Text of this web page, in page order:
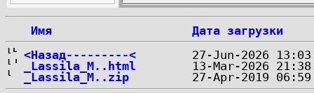
Имя
Дата загрузки
<Назад---------<
_Lassila_M..html
_Lassila_M..zip